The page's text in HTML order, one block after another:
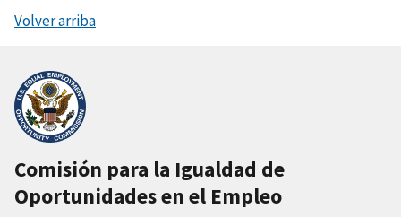
Volver arriba
Comisión para la Igualdad de
Oportunidades en el Empleo